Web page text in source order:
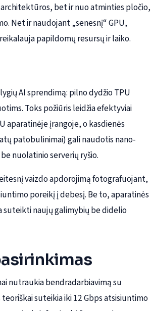
bet ir nuo atminties pločio,
Net ir naudojant „senesnį“ GPU,
papildomų resursų ir laiko.
AI sprendimą: pilno dydžio TPU
Toks požiūris leidžia efektyviai
įrangoje, o kasdienės
patobulinimai) gali naudotis nano-
nuolatinio serverių ryšio.
vaizdo apdorojimą fotografuojant,
poreikį į debesį. Be to, aparatinės
suteikti naujų galimybių be didelio
nutraukia bendradarbiavimą su
suteikia iki 12 Gbps atsisiuntimo